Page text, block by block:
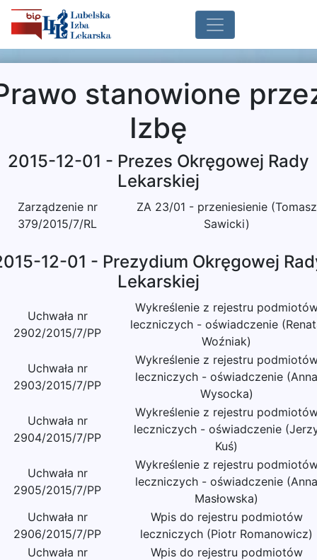
stanowione
Izbę
2015-12-01 - Prezes Okręgowej Rady
Lekarskiej
Zarządzenie nr
379/2015/7/RL
ZA 23/01 - przeniesienie (Tomasz
Sawicki)
12-01 - Prezydium Okręgowej
Lekarskiej
Uchwała nr
2902/2015/7/PP
Wykreślenie z rejestru
leczniczych - oświadczenie
Woźniak)
Uchwała nr
2903/2015/7/PP
Wykreślenie z rejestru
leczniczych - oświadczenie (Anna
Wysocka)
Uchwała nr
2904/2015/7/PP
Wykreślenie z rejestru
leczniczych - oświadczenie
Kuś)
Uchwała nr
2905/2015/7/PP
Wykreślenie z rejestru
leczniczych - oświadczenie (Anna
Masłowska)
Uchwała nr
2906/2015/7/PP
Wpis do rejestru podmiotów
leczniczych (Piotr Romanowicz)
Uchwała nr
Wpis do rejestru podmiotów